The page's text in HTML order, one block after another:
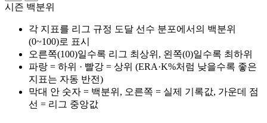
시즌 백분위
각 지표를 리그 규정 도달 선수 분포에서의 백분위
(0~100)로 표시
오른쪽(100)일수록 리그 최상위, 왼쪽(0)일수록 최하위
파랑 = 하위 · 빨강 = 상위 (ERA·K%처럼 낮을수록 좋은
지표는 자동 반전)
막대 안 숫자 = 백분위, 오른쪽 = 실제 기록값, 가운데 점
선 = 리그 중앙값